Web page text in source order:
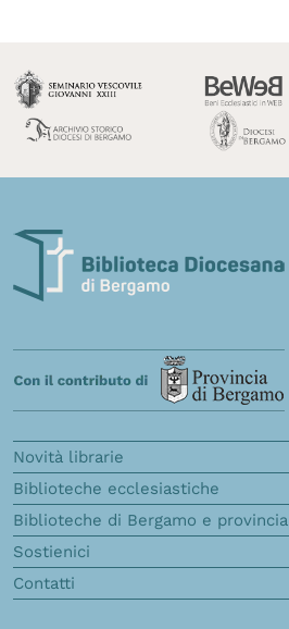
Novità librarie
Biblioteche ecclesiastiche
Biblioteche di Bergamo e provincia
Sostienici
Contatti